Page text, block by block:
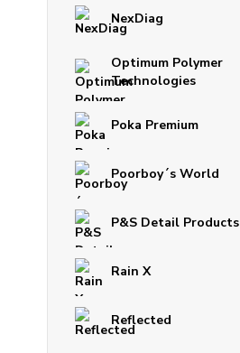
NexDiag
Optimum Polymer
Technologies
Poka Premium
Poorboy´s World
P&S Detail Products
Rain X
Reflected